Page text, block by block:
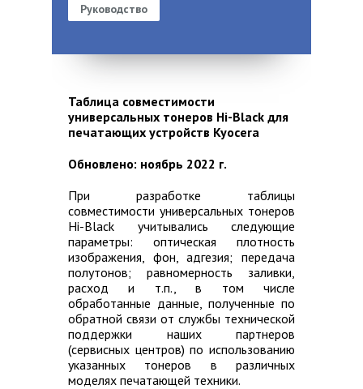
Руководство
Таблица совместимости
универсальных тонеров Hi-Black для
печатающих устройств Kyocera
Обновлено: ноябрь 2022 г.
При разработке таблицы
совместимости универсальных тонеров
Hi-Black учитывались следующие
параметры: оптическая плотность
изображения, фон, адгезия; передача
полутонов; равномерность заливки,
расход и т.п., в том числе
обработанные данные, полученные по
обратной связи от службы технической
поддержки наших партнеров
(сервисных центров) по использованию
указанных тонеров в различных
моделях печатающей техники.